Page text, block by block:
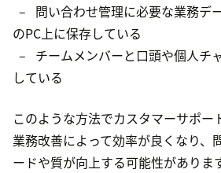
– 問い合わせ管理に必要な業務デ
のPC上に保存している
– チームメンバーと口頭や個人チ
している
このような方法でカスタマーサポー
業務改善によって効率が良くなり、
ードや質が向上する可能性がありま